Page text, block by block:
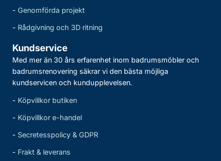
- Genomförda projekt
- Rådgivning och 3D ritning
Kundservice
Med mer än 30 års erfarenhet inom badrumsmöbler och
badrumsrenovering säkrar vi den bästa möjliga
kundservicen och kundupplevelsen.
- Köpvillkor butiken
- Köpvillkor e-handel
- Secretesspolicy & GDPR
- Frakt & leverans